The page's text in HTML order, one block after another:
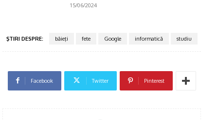
15/06/2024
ŞTIRI DESPRE: băieţi fete Google informatică studiu
Facebook Twitter Pinterest